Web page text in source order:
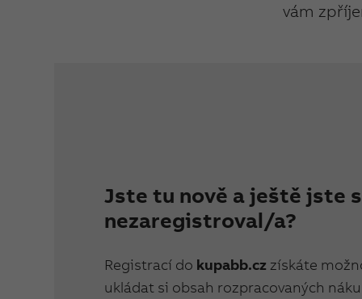
vám
Jste tu nově a ještě jste
nezaregistroval/a?
Registrací do kupabb.cz získáte
ukládat si obsah rozpracovaných